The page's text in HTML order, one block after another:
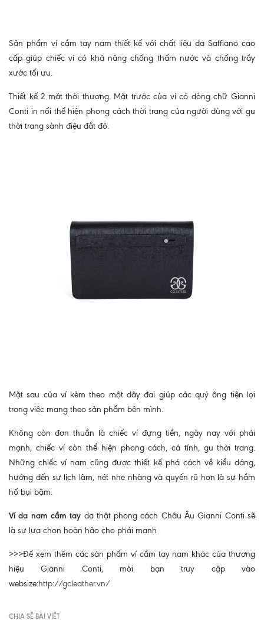
Sản phẩm ví cầm tay nam thiết kế với chất liệu da Saffiano cao
cấp giúp chiếc ví có khả năng chống thấm nước và chống trầy
xước tối ưu.
Thiết kế 2 mặt thời thượng. Mặt trước của ví có dòng chữ Gianni
Conti in nổi thể hiện phong cách thời trang của người dùng với gu
thời trang sành điệu đắt đỏ.
Mặt sau của ví kèm theo một dây đai giúp các quý ông tiện lợi
trong việc mang theo sản phẩm bên mình.
Không còn đơn thuần là chiếc ví đựng tiền, ngày nay với phái
mạnh, chiếc ví còn thể hiện phong cách, cá tính, gu thời trang.
Những chiếc ví nam cũng được thiết kế phá cách về kiểu dáng,
hướng đến sự lịch lãm, nét nhẹ nhàng và quyến rũ hơn là sự hầm
hố bụi bặm.
Ví da nam cầm tay da thật phong cách Châu Âu Gianni Conti sẽ
là sự lựa chọn hoàn hảo cho phái mạnh
>>>Để xem thêm các sản phẩm ví cầm tay nam khác của thương
hiệu Gianni Conti, mời bạn truy cập vào
websize:http://gcleather.vn/
CHIA SẼ BÀI VIẾT